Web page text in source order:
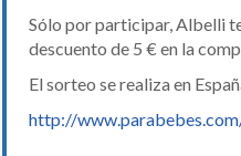
Sólo por participar, Albelli
descuento de 5 € en la
El sorteo se realiza en
http://